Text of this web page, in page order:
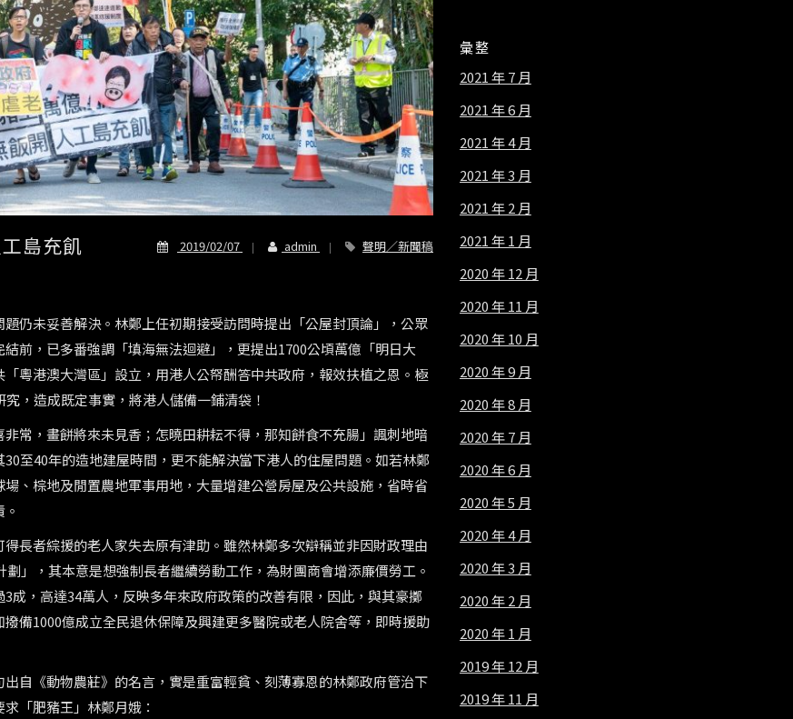
島充飢 2019/02/07 admin 聲明／新聞稿
仍未妥善解決。林鄭上任初期接受訪問時提出「公屋封頂論」，公眾
前，已多番強調「填海無法迴避」，更提出1700公頃萬億「明日大
粵港澳大灣區」設立，用港人公帑酬答中共政府，報效扶植之恩。極
，造成既定事實，將港人儲備一鋪清袋！
常，畫餅將來未見香；怎曉田耕耘不得，那知餅食不充腸」諷刺地暗
至40年的造地建屋時間，更不能解決當下港人的住屋問題。如若林鄭
、棕地及閒置農地軍事用地，大量增建公營房屋及公共設施，省時省
長者綜援的老人家失去原有津助。雖然林鄭多次辯稱並非因財政理由
」，其本意是想強制長者繼續勞動工作，為財團商會增添廉價勞工。
，高達34萬人，反映多年來政府政策的改善有限，因此，與其豪擲
備1000億成立全民退休保障及興建更多醫院或老人院舍等，即時援助
自《動物農莊》的名言，實是重富輕貧、刻薄寡恩的林鄭政府管治下
「肥豬王」林鄭月娥：
彙整
2021 年 7 月
2021 年 6 月
2021 年 4 月
2021 年 3 月
2021 年 2 月
2021 年 1 月
2020 年 12 月
2020 年 11 月
2020 年 10 月
2020 年 9 月
2020 年 8 月
2020 年 7 月
2020 年 6 月
2020 年 5 月
2020 年 4 月
2020 年 3 月
2020 年 2 月
2020 年 1 月
2019 年 12 月
2019 年 11 月